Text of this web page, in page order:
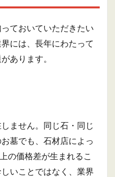
ておいていただきたい
には、長年にわたって
あります。
ません。同じ石・同じ
墓でも、石材店によっ
の価格差が生まれるこ
いことではなく、業界